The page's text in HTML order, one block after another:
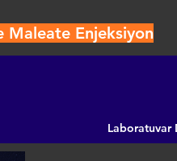
Maleate Enjeksiyon
Laboratuvar